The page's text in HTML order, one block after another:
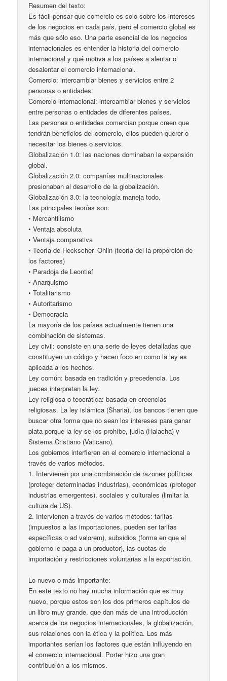
Resumen del texto:
Es fácil pensar que comercio es solo sobre los intereses
de los negocios en cada país, pero el comercio global es
más que sólo eso. Una parte esencial de los negocios
internacionales es entender la historia del comercio
internacional y qué motiva a los países a alentar o
desalentar el comercio internacional.
Comercio: intercambiar bienes y servicios entre 2
personas o entidades.
Comercio internacional: intercambiar bienes y servicios
entre personas o entidades de diferentes países.
Las personas o entidades comercian porque creen que
tendrán beneficios del comercio, ellos pueden querer o
necesitar los bienes o servicios.
Globalización 1.0: las naciones dominaban la expansión
global.
Globalización 2.0: compañías multinacionales
presionaban al desarrollo de la globalización.
Globalización 3.0: la tecnología maneja todo.
Las principales teorías son:
• Mercantilismo
• Ventaja absoluta
• Ventaja comparativa
• Teoría de Heckscher- Ohlin (teoría del la proporción de
los factores)
• Paradoja de Leontief
• Anarquismo
• Totalitarismo
• Autoritarismo
• Democracia
La mayoría de los países actualmente tienen una
combinación de sistemas.
Ley civil: consiste en una serie de leyes detalladas que
constituyen un código y hacen foco en como la ley es
aplicada a los hechos.
Ley común: basada en tradición y precedencia. Los
jueces interpretan la ley.
Ley religiosa o teocrática: basada en creencias
religiosas. La ley islámica (Sharia), los bancos tienen que
buscar otra forma que no sean los intereses para ganar
plata porque la ley se los prohíbe, judía (Halacha) y
Sistema Cristiano (Vaticano).
Los gobiernos interfieren en el comercio internacional a
través de varios métodos.
1. Intervienen por una combinación de razones políticas
(proteger determinadas industrias), económicas (proteger
industrias emergentes), sociales y culturales (limitar la
cultura de US).
2. Intervienen a través de varios métodos: tarifas
(impuestos a las importaciones, pueden ser tarifas
específicas o ad valorem), subsidios (forma en que el
gobierno le paga a un productor), las cuotas de
importación y restricciones voluntarias a la exportación.
Lo nuevo o más importante:
En este texto no hay mucha información que es muy
nuevo, porque estos son los dos primeros capítulos de
un libro muy grande, que dan más de una introducción
acerca de los negocios internacionales, la globalización,
sus relaciones con la ética y la política. Los más
importantes serían los factores que están influyendo en
el comercio internacional. Porter hizo una gran
contribución a los mismos.